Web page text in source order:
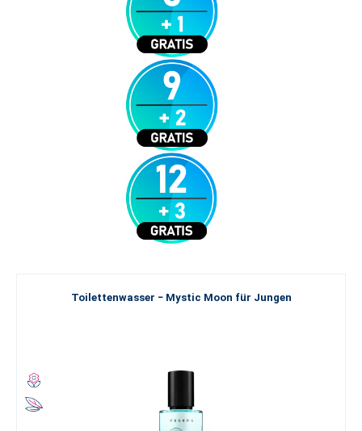
Toilettenwasser − Mystic Moon für Jungen